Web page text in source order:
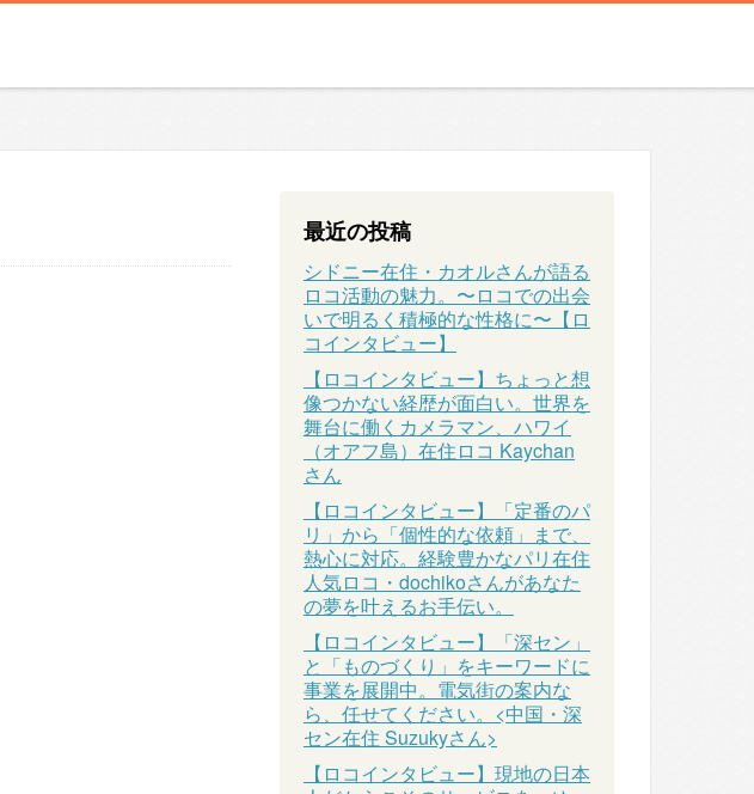
最近の投稿
シドニー在住・カオルさんが語る
ロコ活動の魅力。〜ロコでの出会
いで明るく積極的な性格に〜【ロ
コインタビュー】
【ロコインタビュー】ちょっと想
像つかない経歴が面白い。世界を
舞台に働くカメラマン、ハワイ
（オアフ島）在住ロコ Kaychan
さん
【ロコインタビュー】「定番のパ
リ」から「個性的な依頼」まで、
熱心に対応。経験豊かなパリ在住
人気ロコ・dochikoさんがあなた
の夢を叶えるお手伝い。
【ロコインタビュー】「深セン」
と「ものづくり」をキーワードに
事業を展開中。電気街の案内な
ら、任せてください。<中国・深
セン在住 Suzukyさん>
【ロコインタビュー】現地の日本